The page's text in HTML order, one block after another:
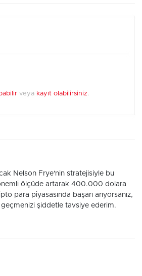
veya kayıt olabilirsiniz.
Nelson Frye'nin stratejisiyle bu
ölçüde artarak 400.000 dolara
para piyasasında başarı arıyorsanız,
geçmenizi şiddetle tavsiye ederim.